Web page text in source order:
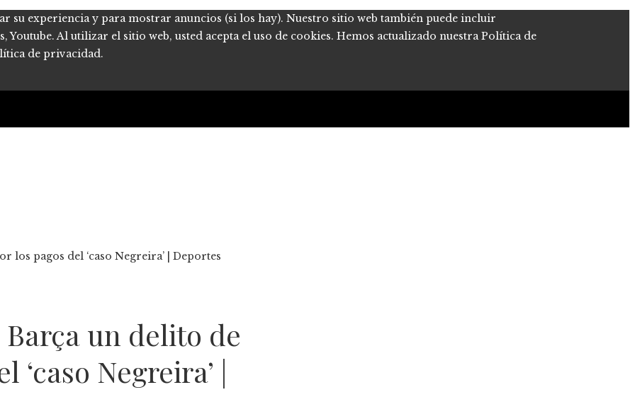
su experiencia y para mostrar anuncios (si los hay). Nuestro sitio web también puede incluir
Youtube. Al utilizar el sitio web, usted acepta el uso de cookies. Hemos actualizado nuestra Política de
de privacidad.
los pagos del ‘caso Negreira’ | Deportes
un delito de
‘caso Negreira’ |